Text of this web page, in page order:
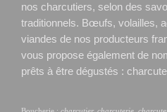
nos charcutiers, selon des
traditionnels. Bœufs, volailles,
viandes de nos producteurs
vous propose également de
prêts à être dégustés :